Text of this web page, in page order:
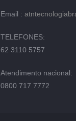
Email :
TELEFONES:
62 3110 5757
Atendimento nacional:
0800 717 7772